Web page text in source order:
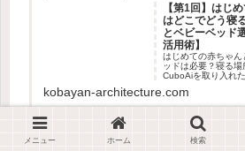
【第1回】はじ
はどこでどう寝
とベビーベッド
活用術】
はじめての赤ちゃ
ッドは必要？寝る
CuboAiを取り入れ
kobayan-architecture.com
メニュー ホーム 検索